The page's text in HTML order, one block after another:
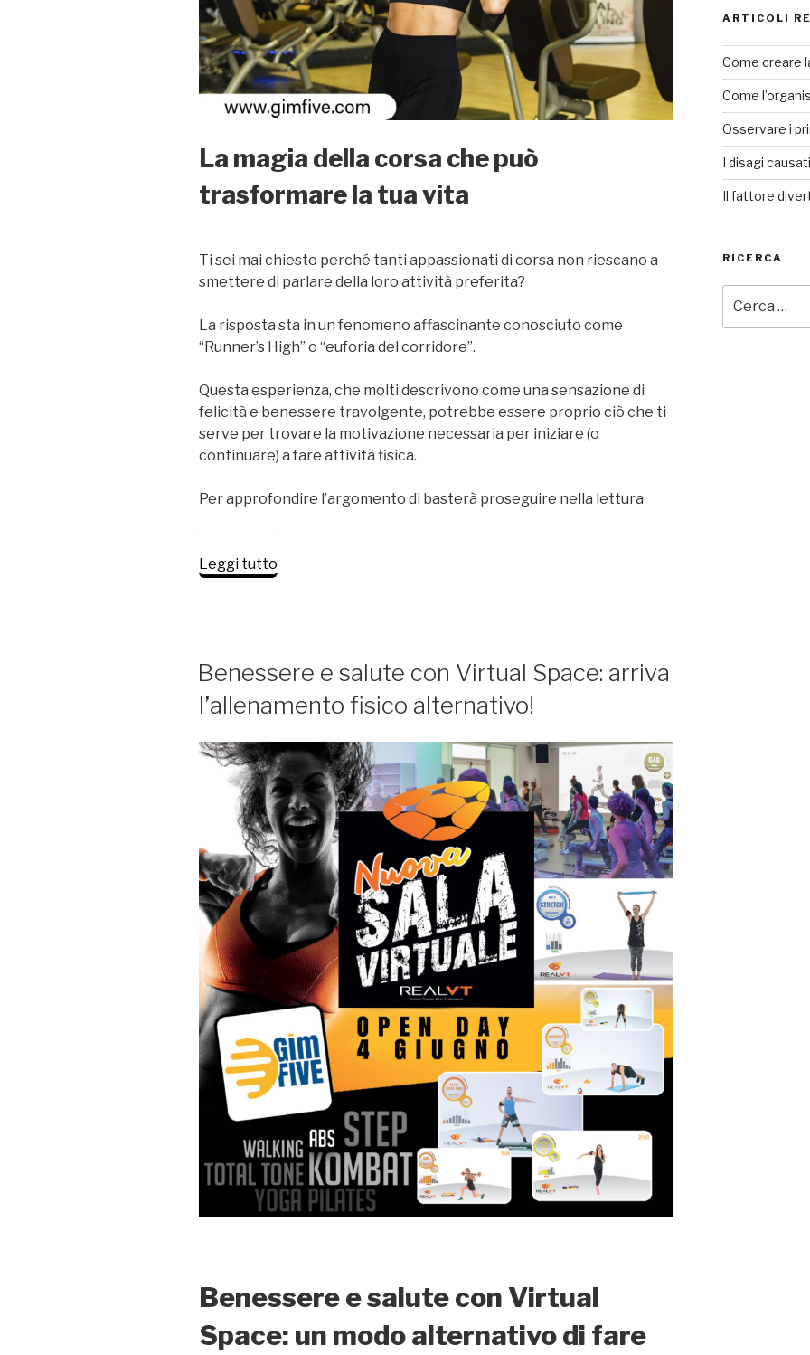
La magia della corsa che può
trasformare la tua vita
Ti sei mai chiesto perché tanti appassionati di corsa non riescano a
smettere di parlare della loro attività preferita?
La risposta sta in un fenomeno affascinante conosciuto come
“Runner’s High” o “euforia del corridore”.
Questa esperienza, che molti descrivono come una sensazione di
felicità e benessere travolgente, potrebbe essere proprio ciò che ti
serve per trovare la motivazione necessaria per iniziare (o
continuare) a fare attività fisica.
Per approfondire l’argomento di basterà proseguire nella lettura
Leggi tutto
IL
Benessere e salute con Virtual Space: arriva
l’allenamento fisico alternativo!
Benessere e salute con Virtual
Space: un modo alternativo di fare
ARTICOLI
Come creare
Come
Osservare i
I disagi
Il fattore
RICERCA